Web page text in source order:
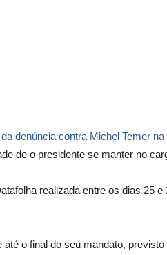
denúncia contra Michel Temer na
de o presidente se manter no
realizada entre os dias 25 e
o final do seu mandato, previsto